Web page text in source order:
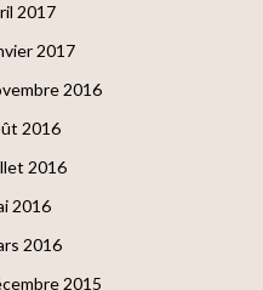
2017
2017
2016
2016
2016
2016
2016
2015